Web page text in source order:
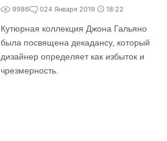
9986 024 Января 2019 18:22
Кутюрная коллекция Джона Гальяно
была посвящена декадансу, который
дизайнер определяет как избыток и
чрезмерность.